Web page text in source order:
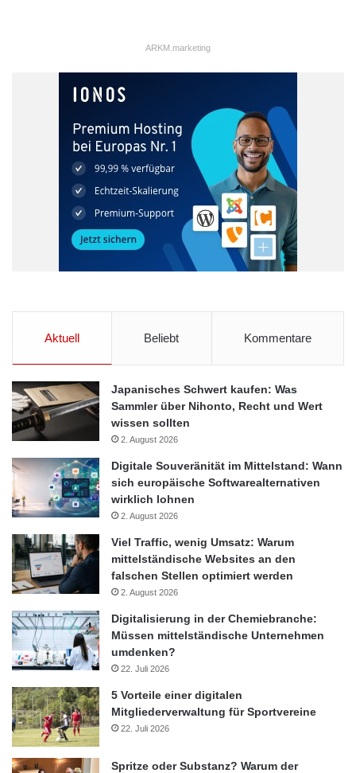
ARKM.marketing
Aktuell Beliebt Kommentare
Japanisches Schwert kaufen: Was
Sammler über Nihonto, Recht und Wert
wissen sollten
2. August 2026
Digitale Souveränität im Mittelstand: Wann
sich europäische Softwarealternativen
wirklich lohnen
2. August 2026
Viel Traffic, wenig Umsatz: Warum
mittelständische Websites an den
falschen Stellen optimiert werden
2. August 2026
Digitalisierung in der Chemiebranche:
Müssen mittelständische Unternehmen
umdenken?
22. Juli 2026
5 Vorteile einer digitalen
Mitgliederverwaltung für Sportvereine
22. Juli 2026
Spritze oder Substanz? Warum der